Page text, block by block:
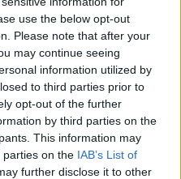
use the below opt-out
Please note that after your
may continue seeing
information utilized by
to third parties prior to
opt-out of the further
by third parties on the
This information may
parties on the IAB’s List of
further disclose it to other
OPEN, σύμφωνα με
άλλα δύο
την ώρα που
Κούτσικος.
παραμένει
εξ αρχής, ότι
του